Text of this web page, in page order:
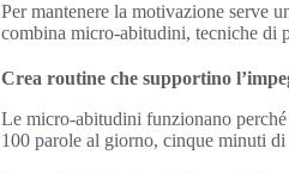
Per mantenere la motivazione serve
combina micro-abitudini, tecniche di
Crea routine che supportino
Le micro-abitudini funzionano
100 parole al giorno, cinque minuti